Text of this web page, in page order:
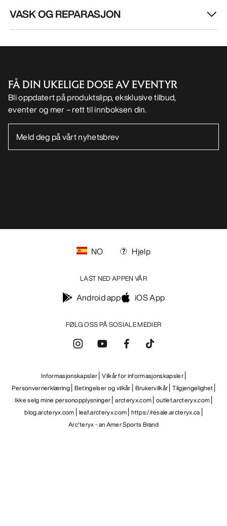
VASK OG REPARASJON
FÅ DIN UKELIGE DOSE AV EVENTYR
Bli oppdatert på produktslipp, eksklusive tilbud,
eventer og mer – rett til innboksen din.
FØLG OSS PÅ SOSIALE MEDIER
NO Hjelp
LAST NED APPEN VÅR
Android app iOS App
Informasjonskapsler Vilkår for informasjonskapsler
Personvernerklæring Betingelser og vilkår Brukervilkår Tilgjengelighet
Ikke selg mine personopplysninger arcteryx.com outlet.arcteryx.com
blog.arcteryx.com leaf.arcteryx.com https://resale.arcteryx.ca
Arc'teryx - an Amer Sports Brand